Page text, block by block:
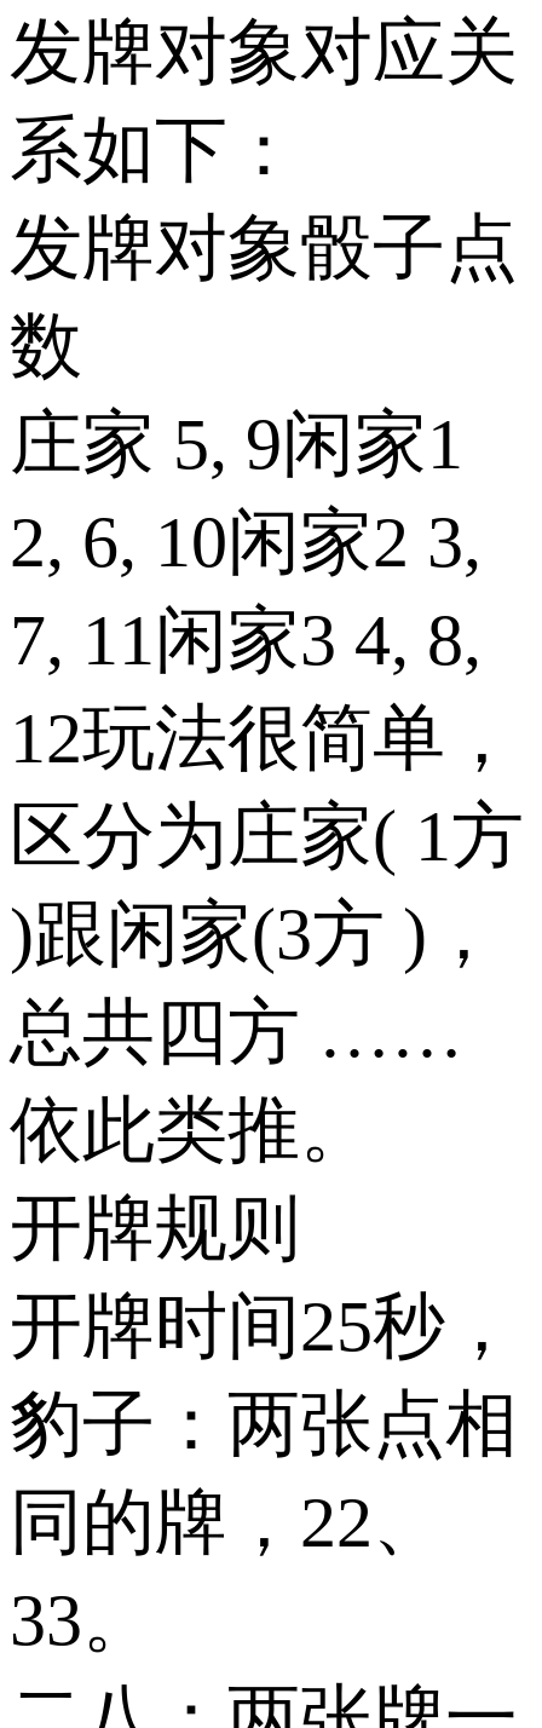
发牌对象对应关
系如下：
发牌对象骰子点
数
庄家 5, 9闲家1
2, 6, 10闲家2 3,
7, 11闲家3 4, 8,
12玩法很简单，
区分为庄家( 1方
)跟闲家(3方 )，
总共四方 ……
依此类推。
开牌规则
开牌时间25秒，
豹子：两张点相
同的牌，22、
33。